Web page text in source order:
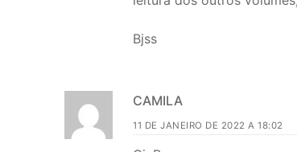
Bjss
CAMILA
11 DE JANEIRO DE 2022 A 18:02